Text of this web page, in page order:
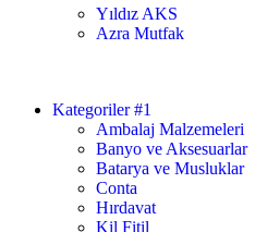
Yıldız AKS
Azra Mutfak
Kategoriler #1
Ambalaj Malzemeleri
Banyo ve Aksesuarlar
Batarya ve Musluklar
Conta
Hırdavat
Kil Fitil